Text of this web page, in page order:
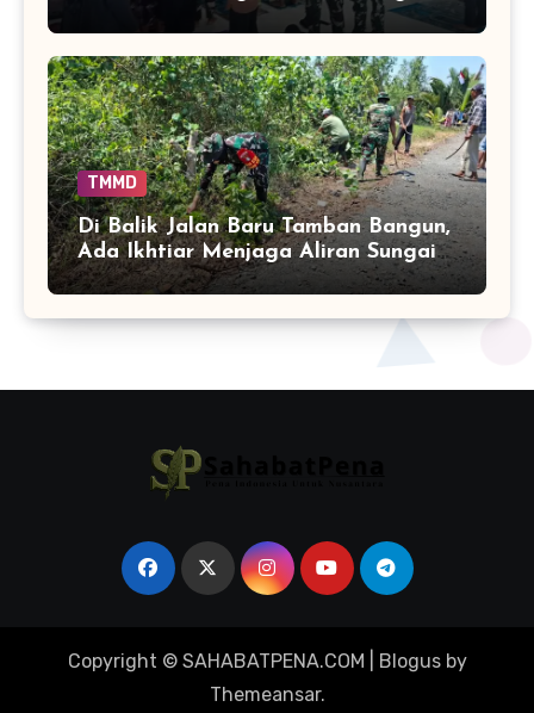
Warga Tamban Bangun
TMMD
Di Balik Jalan Baru Tamban Bangun,
Ada Ikhtiar Menjaga Aliran Sungai
Tetap Hidup
Copyright © SAHABATPENA.COM Blogusby
Themeansar.